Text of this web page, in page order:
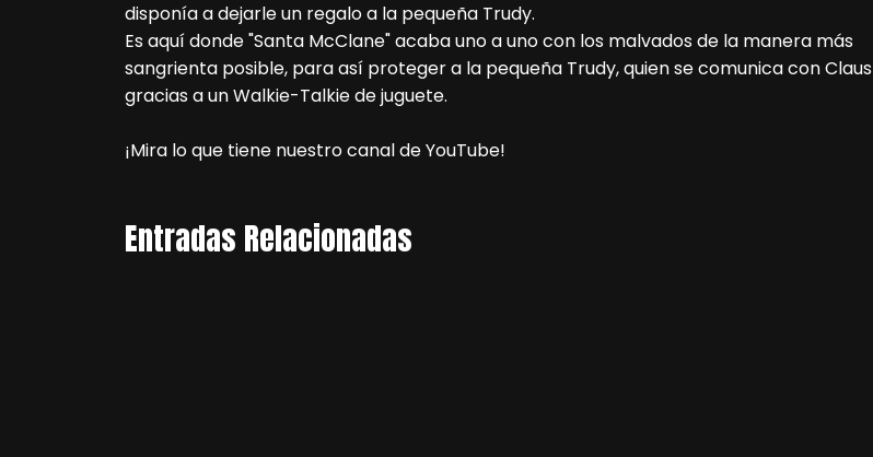
disponía a dejarle un regalo a la pequeña Trudy.
Es aquí donde "Santa McClane" acaba uno a uno con los malvados de la manera más
sangrienta posible, para así proteger a la pequeña Trudy, quien se comunica con Claus
gracias a un Walkie-Talkie de juguete.
¡Mira lo que tiene nuestro canal de YouTube!
Entradas Relacionadas